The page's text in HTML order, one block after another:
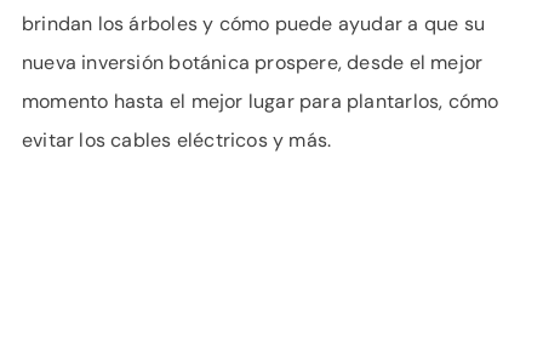
brindan los árboles y cómo puede ayudar a que su
nueva inversión botánica prospere, desde el mejor
momento hasta el mejor lugar para plantarlos, cómo
evitar los cables eléctricos y más.